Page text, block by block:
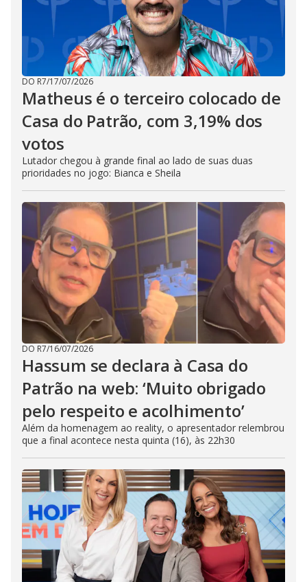
DO R7/17/07/2026
Matheus é o terceiro colocado de
Casa do Patrão, com 3,19% dos
votos
Lutador chegou à grande final ao lado de suas duas
prioridades no jogo: Bianca e Sheila
DO R7/16/07/2026
Hassum se declara à Casa do
Patrão na web: ‘Muito obrigado
pelo respeito e acolhimento’
Além da homenagem ao reality, o apresentador relembrou
que a final acontece nesta quinta (16), às 22h30